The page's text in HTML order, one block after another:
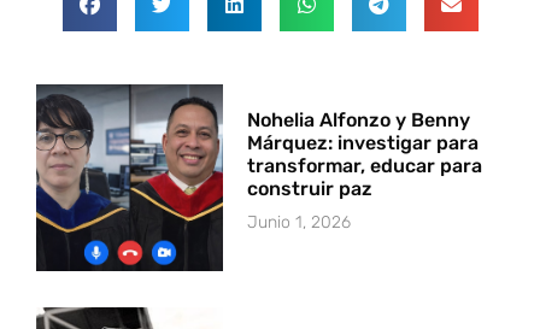
Nohelia Alfonzo y Benny
Márquez: investigar para
transformar, educar para
construir paz
Junio 1, 2026